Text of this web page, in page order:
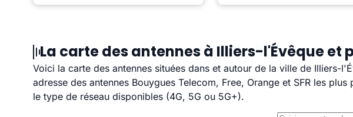
La carte des antennes à Illiers-l'Évêque et
Voici la carte des antennes situées dans et autour de la ville de Illiers-
adresse des antennes Bouygues Telecom, Free, Orange et SFR les
le type de réseau disponibles (4G, 5G ou 5G+).